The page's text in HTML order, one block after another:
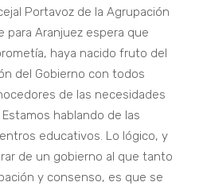
Portavoz de la Agrupación
para Aranjuez espera que
haya nacido fruto del
del Gobierno con todos
de las necesidades
hablando de las
educativos. Lo lógico, y
de un gobierno al que tanto
y consenso, es que se